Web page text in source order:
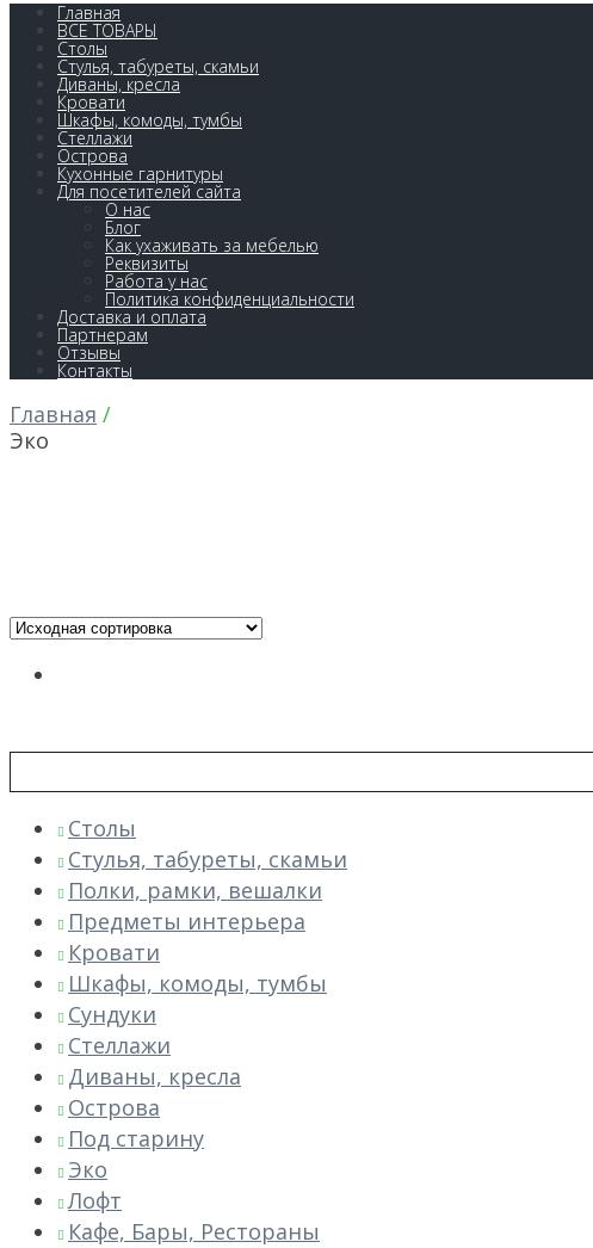
Главная
ВСЕ ТОВАРЫ
Столы
Стулья, табуреты, скамьи
Диваны, кресла
Кровати
Шкафы, комоды, тумбы
Стеллажи
Острова
Кухонные гарнитуры
Для посетителей сайта
О нас
Блог
Как ухаживать за мебелью
Реквизиты
Работа у нас
Политика конфиденциальности
Доставка и оплата
Партнерам
Отзывы
Контакты
Главная /
Эко
Столы
Стулья, табуреты, скамьи
Полки, рамки, вешалки
Предметы интерьера
Кровати
Шкафы, комоды, тумбы
Сундуки
Стеллажи
Диваны, кресла
Острова
Под старину
Эко
Лофт
Кафе, Бары, Рестораны